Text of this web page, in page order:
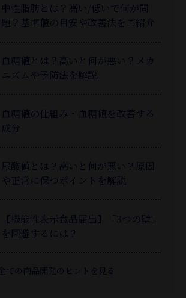
中性脂肪とは？高い/低いで何が問
題？基準値の目安や改善法をご紹介
血糖値とは？高いと何が悪い？メカ
ニズムや予防法を解説
血糖値の仕組み・血糖値を改善する
成分
尿酸値とは？高いと何が悪い？原因
や正常に保つポイントを解説
【機能性表示食品届出】「3つの壁」
を回避するには？
全ての商品開発のヒントを見る